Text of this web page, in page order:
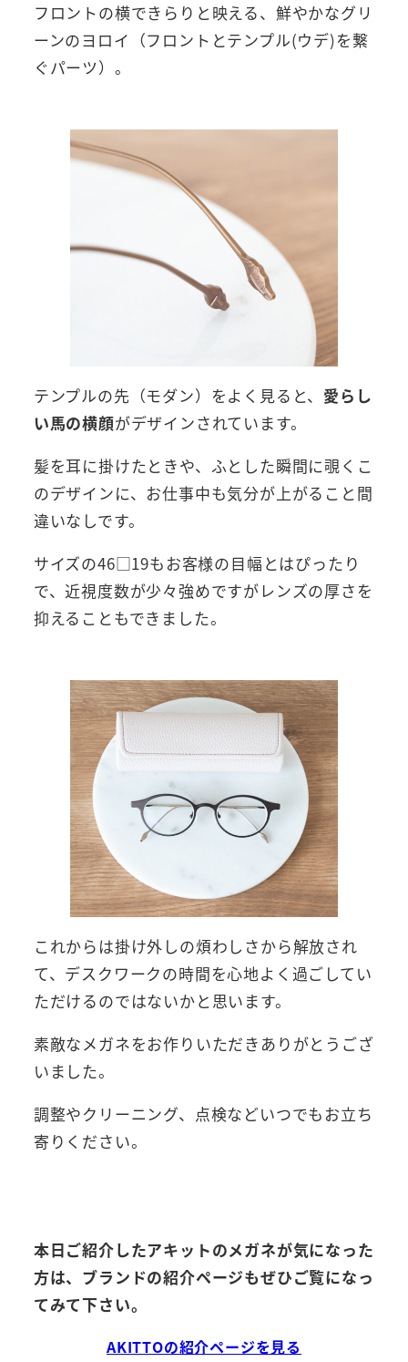
フロントの横できらりと映える、鮮やかなグリ
ーンのヨロイ（フロントとテンプル(ウデ)を繋
ぐパーツ）。
テンプルの先（モダン）をよく見ると、 愛らし
い馬の横顔がデザインされています。
髪を耳に掛けたときや、ふとした瞬間に覗くこ
のデザインに、お仕事中も気分が上がること間
違いなしです。
サイズの46□19もお客様の目幅とはぴったり
で、近視度数が少々強めですがレンズの厚さを
抑えることもできました。
これからは掛け外しの煩わしさから解放され
て、デスクワークの時間を心地よく過ごしてい
ただけるのではないかと思います。
素敵なメガネをお作りいただきありがとうござ
いました。
調整やクリーニング、点検などいつでもお立ち
寄りください。
本日ご紹介したアキットのメガネが気になった
方は、ブランドの紹介ページもぜひご覧になっ
てみて下さい。
AKITTOの紹介ページを見る